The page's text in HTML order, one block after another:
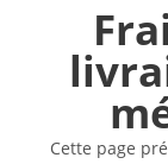
Cette page